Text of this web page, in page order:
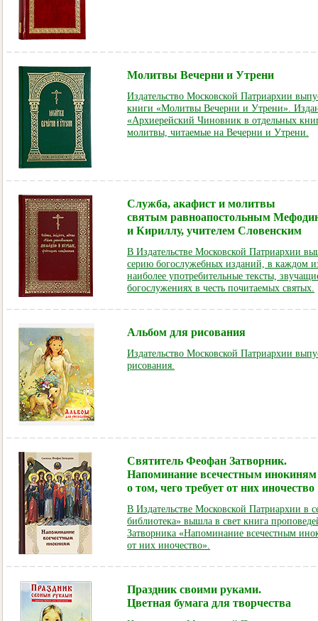
Молитвы Вечерни и Утрени
Издательство Московской Патриархии
книги «Молитвы Вечерни и Утрени».
«Архиерейский Чиновник в отдельных
молитвы, читаемые на Вечерни и Утрени.
Служба, акафист и молитвы
святым равноапостольным
и Кириллу, учителем Словенским
В Издательстве Московской Патриархии
серию богослужебных изданий, в каждом
наиболее употребительные тексты,
богослужениях в честь почитаемых святых.
Альбом для рисования
Издательство Московской Патриархии
рисования.
Святитель Феофан Затворник.
Напоминание всечестным инокиням
о том, чего требует от них иночество
В Издательстве Московской Патриархии в
библиотека» вышла в свет книга
Затворника «Напоминание всечестным
от них иночество».
Праздник своими руками.
Цветная бумага для творчества